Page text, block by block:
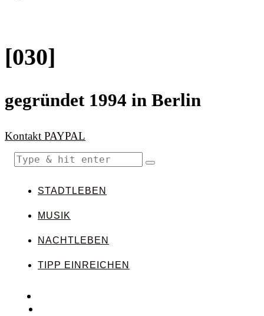
[030]
gegründet 1994 in Berlin
Kontakt PAYPAL
STADTLEBEN
MUSIK
NACHTLEBEN
TIPP EINREICHEN